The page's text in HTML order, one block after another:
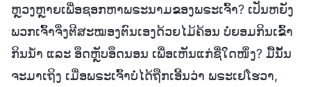
ຫຼວງຫຼາຍເພື່ອຊອກຫາພຣະນາມຂອງພຣະເຈົ້າ? ເປັນຫຍັງ
ພວກເຈົ້າຈຶ່ງຕີສະໝອງຕົນເອງດ້ວຍໄມ້ຄ້ອນ ບໍ່ຍອມກິນເຂົ້າ
ກິນນໍ້າ ແລະ ອຶດຫຼັບອຶດນອນ ເພື່ອເຫັນແກ່ຊື່ໃດໜຶ່ງ? ມື້ນັ້ນ
ຈະມາເຖິງ ເມື່ອພຣະເຈົ້າບໍ່ໄດ້ຖືກເອີ້ນວ່າ ພຣະເຢໂຮວາ,